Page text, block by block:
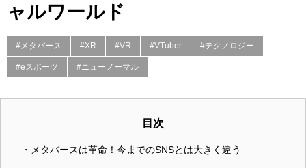
ャルワールド
#メタバース #XR #VR #VTuber #テクノロジー
#eスポーツ #ニューノーマル
目次
メタバースは革命！今までのSNSとは大きく違う